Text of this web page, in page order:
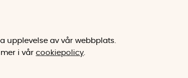
av vår webbplats.
mer i vår cookiepolicy